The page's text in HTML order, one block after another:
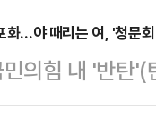
기북부는 시간
천·경기
임이 관측돼 빈
고 보고, 다음
봤다.한동훈 국
화…야 때리는 여, '청문
의힘 내 '반탄
고 있다. 이재명